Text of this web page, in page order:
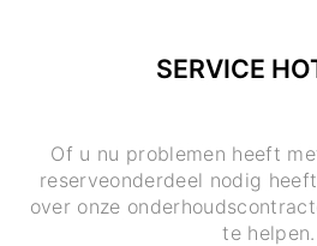
SERVICE
Of u nu problemen heeft
reserveonderdeel nodig
over onze
te helpen.